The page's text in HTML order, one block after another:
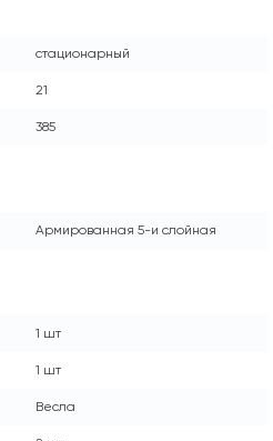
стационарный
21
385
Армированная 5-и слойная
1 шт
1 шт
Весла